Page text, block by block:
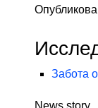
Забота